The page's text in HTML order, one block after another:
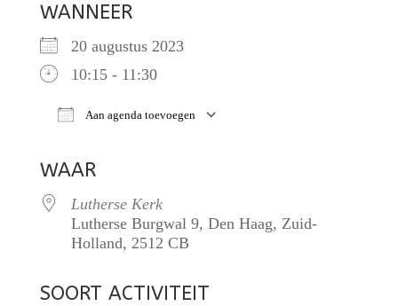
WANNEER
20 augustus 2023
10:15 - 11:30
Aan agenda toevoegen
WAAR
Lutherse Kerk
Lutherse Burgwal 9, Den Haag, Zuid-
Holland, 2512 CB
SOORT ACTIVITEIT